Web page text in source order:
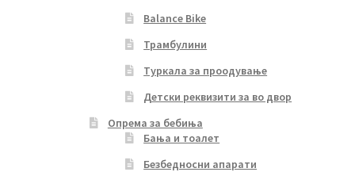
Balance Bike
Трамбулини
Туркала за проодување
Детски реквизити за во двор
Опрема за бебиња
Бања и тоалет
Безбедносни апарати